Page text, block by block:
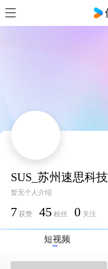
SUS_苏州速思科技
暂无个人介绍
7 获赞 45 粉丝 0 关注
短视频